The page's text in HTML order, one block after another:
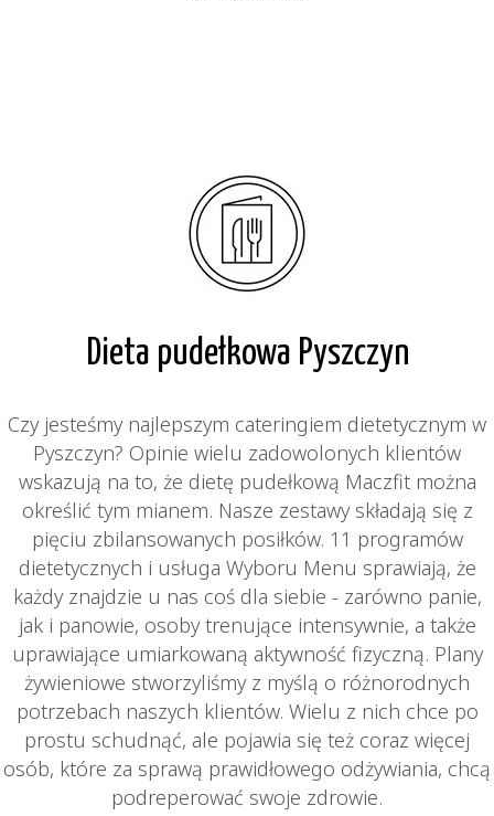
Dieta pudełkowa Pyszczyn
Czy jesteśmy najlepszym cateringiem dietetycznym w
Pyszczyn? Opinie wielu zadowolonych klientów
wskazują na to, że dietę pudełkową Maczfit można
określić tym mianem. Nasze zestawy składają się z
pięciu zbilansowanych posiłków. 11 programów
dietetycznych i usługa Wyboru Menu sprawiają, że
każdy znajdzie u nas coś dla siebie - zarówno panie,
jak i panowie, osoby trenujące intensywnie, a także
uprawiające umiarkowaną aktywność fizyczną. Plany
żywieniowe stworzyliśmy z myślą o różnorodnych
potrzebach naszych klientów. Wielu z nich chce po
prostu schudnąć, ale pojawia się też coraz więcej
osób, które za sprawą prawidłowego odżywiania, chcą
podreperować swoje zdrowie.